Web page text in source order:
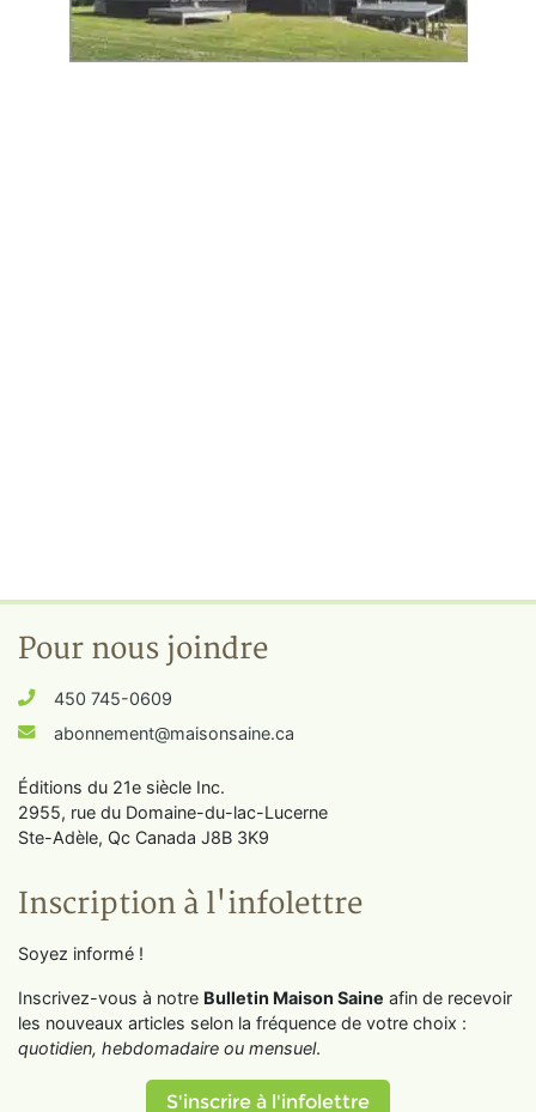
Pour nous joindre
450 745-0609
abonnement@maisonsaine.ca
Éditions du 21e siècle Inc.
2955, rue du Domaine-du-lac-Lucerne
Ste-Adèle, Qc Canada J8B 3K9
Inscription à l'infolettre
Soyez informé !
Inscrivez-vous à notre Bulletin Maison Saine afin de recevoir
les nouveaux articles selon la fréquence de votre choix :
quotidien, hebdomadaire ou mensuel.
S'inscrire à l'infolettre